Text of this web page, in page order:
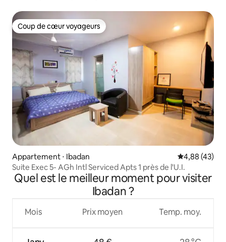
Coup de cœur voyageurs
Coup de cœur voyageurs
Appartement ⋅ Ibadan Évaluation
4,88 (43)
Suite Exec 5- AGh Intl Serviced Apts 1 près de l'U.I.
Quel est le meilleur moment pour visiter
Ibadan ?
Mois Prix moyen Temp. moy.